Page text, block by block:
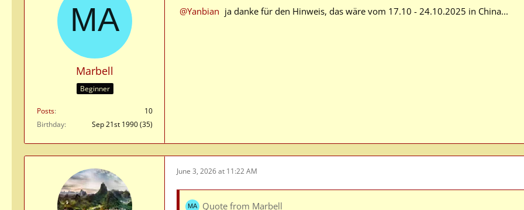
Marbell
Beginner
Posts
10
Birthday
Sep 21st 1990 (35)
Yanbian ja danke für den Hinweis, das wäre vom 17.10 - 24.10.2025 in China...
June 3, 2026 at 11:22 AM
Quote from Marbell